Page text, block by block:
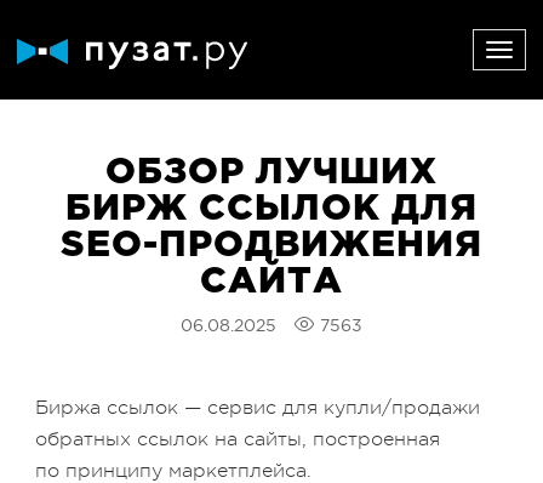
ОБЗОР ЛУЧШИХ
БИРЖ ССЫЛОК ДЛЯ
SEO-ПРОДВИЖЕНИЯ
САЙТА
06.08.2025 7563
Биржа ссылок — сервис для купли/продажи
обратных ссылок на сайты, построенная
по принципу маркетплейса.